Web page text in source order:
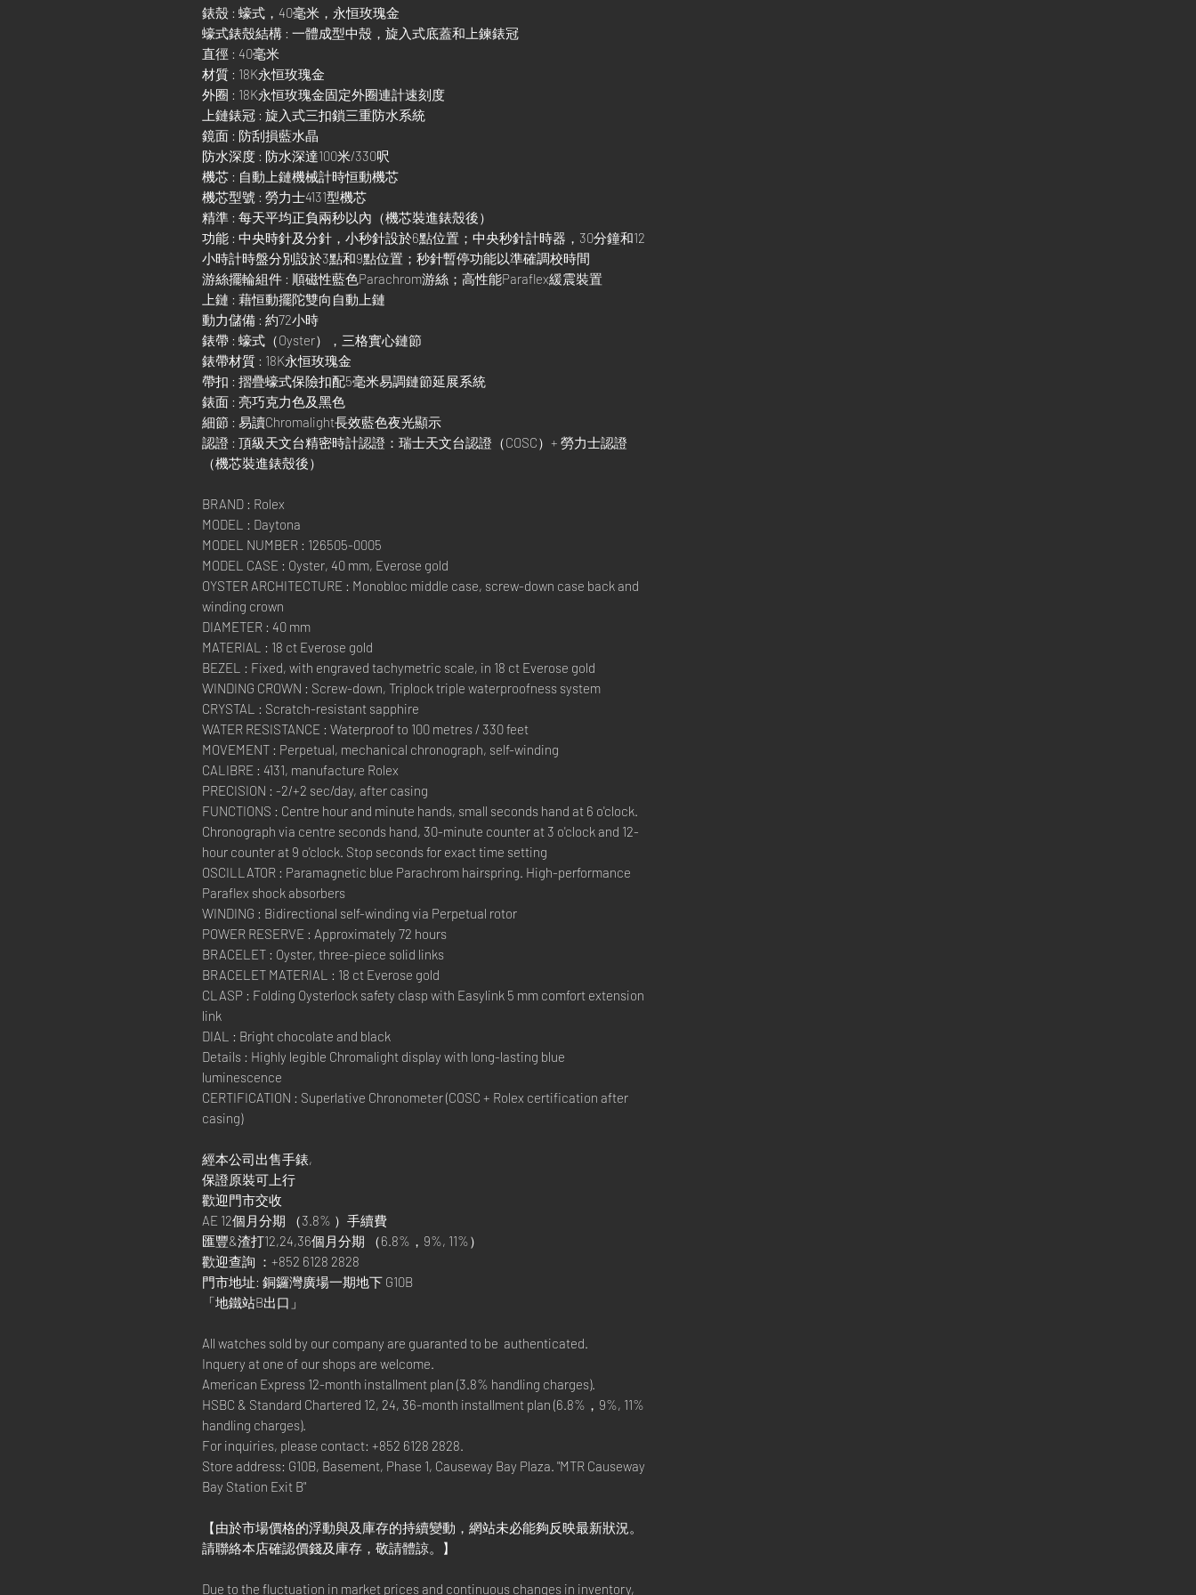
錶殼 : 蠔式，40毫米，永恒玫瑰金
蠔式錶殼結構 : 一體成型中殼，旋入式底蓋和上鍊錶冠
直徑 : 40毫米
材質 : 18K永恒玫瑰金
外圈 : 18K永恒玫瑰金固定外圈連計速刻度
上鏈錶冠 : 旋入式三扣鎖三重防水系統
鏡面 : 防刮損藍水晶
防水深度 : 防水深達100米/330呎
機芯 : 自動上鏈機械計時恒動機芯
機芯型號 : 勞力士4131型機芯
精準 : 每天平均正負兩秒以內（機芯裝進錶殼後）
功能 : 中央時針及分針，小秒針設於6點位置；中央秒針計時器，30分鐘和12
小時計時盤分別設於3點和9點位置；秒針暫停功能以準確調校時間
游絲擺輪組件 : 順磁性藍色Parachrom游絲；高性能Paraflex緩震裝置
上鏈 : 藉恒動擺陀雙向自動上鏈
動力儲備 : 約72小時
錶帶 : 蠔式（Oyster），三格實心鏈節
錶帶材質 : 18K永恒玫瑰金
帶扣 : 摺疊蠔式保險扣配5毫米易調鏈節延展系統
錶面 : 亮巧克力色及黑色
細節 : 易讀Chromalight長效藍色夜光顯示
認證 : 頂級天文台精密時計認證：瑞士天文台認證（COSC）+ 勞力士認證
（機芯裝進錶殼後）
BRAND : Rolex
MODEL : Daytona
MODEL NUMBER : 126505-0005
MODEL CASE : Oyster, 40 mm, Everose gold
OYSTER ARCHITECTURE : Monobloc middle case, screw-down case back and
winding crown
DIAMETER : 40 mm
MATERIAL : 18 ct Everose gold
BEZEL : Fixed, with engraved tachymetric scale, in 18 ct Everose gold
WINDING CROWN : Screw-down, Triplock triple waterproofness system
CRYSTAL : Scratch-resistant sapphire
WATER RESISTANCE : Waterproof to 100 metres / 330 feet
MOVEMENT : Perpetual, mechanical chronograph, self-winding
CALIBRE : 4131, manufacture Rolex
PRECISION : -2/+2 sec/day, after casing
FUNCTIONS : Centre hour and minute hands, small seconds hand at 6 o'clock.
Chronograph via centre seconds hand, 30-minute counter at 3 o'clock and 12-
hour counter at 9 o'clock. Stop seconds for exact time setting
OSCILLATOR : Paramagnetic blue Parachrom hairspring. High-performance
Paraflex shock absorbers
WINDING : Bidirectional self-winding via Perpetual rotor
POWER RESERVE : Approximately 72 hours
BRACELET : Oyster, three-piece solid links
BRACELET MATERIAL : 18 ct Everose gold
CLASP : Folding Oysterlock safety clasp with Easylink 5 mm comfort extension
link
DIAL : Bright chocolate and black
Details : Highly legible Chromalight display with long-lasting blue
luminescence
CERTIFICATION : Superlative Chronometer (COSC + Rolex certification after
casing)
經本公司出售手錶,
保證原裝可上行
歡迎門市交收
AE 12個月分期 （3.8% ）手續費
匯豐&渣打12,24,36個月分期 （6.8%，9%, 11%）
歡迎查詢 ：+852 6128 2828
門市地址: 銅鑼灣廣場一期地下 G10B
「地鐵站B出口」
All watches sold by our company are guaranted to be authenticated.
Inquery at one of our shops are welcome.
American Express 12-month installment plan (3.8% handling charges).
HSBC & Standard Chartered 12, 24, 36-month installment plan (6.8%，9%, 11%
handling charges).
For inquiries, please contact: +852 6128 2828.
Store address: G10B, Basement, Phase 1, Causeway Bay Plaza. "MTR Causeway
Bay Station Exit B"
【由於市場價格的浮動與及庫存的持續變動，網站未必能夠反映最新狀況。
請聯絡本店確認價錢及庫存，敬請體諒。】
Due to the fluctuation in market prices and continuous changes in inventory,